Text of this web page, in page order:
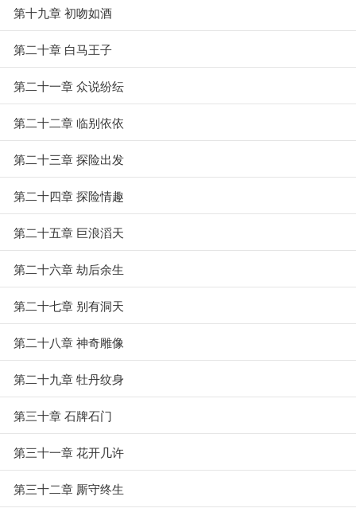
第十九章 初吻如酒
第二十章 白马王子
第二十一章 众说纷纭
第二十二章 临别依依
第二十三章 探险出发
第二十四章 探险情趣
第二十五章 巨浪滔天
第二十六章 劫后余生
第二十七章 别有洞天
第二十八章 神奇雕像
第二十九章 牡丹纹身
第三十章 石牌石门
第三十一章 花开几许
第三十二章 厮守终生